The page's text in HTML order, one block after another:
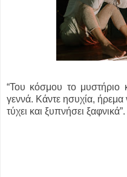
“Του κόσμου το μυστήριο
γεννά. Κάντε ησυχία, ήρεμα
τύχει και ξυπνήσει ξαφνικά”.